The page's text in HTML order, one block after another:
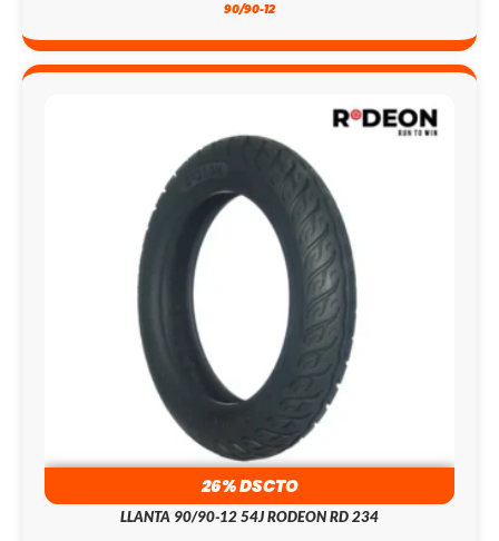
90/90-12
26% DSCTO
LLANTA 90/90-12 54J RODEON RD 234